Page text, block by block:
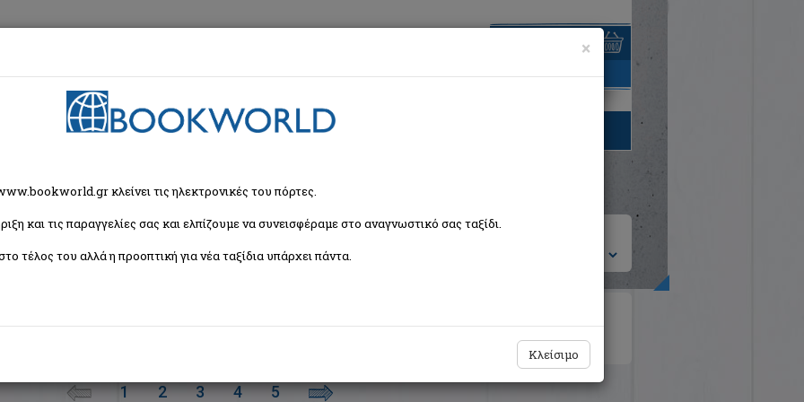
είναι άδειο
Ταξινόμηση ανά:
- Χαρακτική - Γραφικές Τέχνες Χορός Κινηματογράφος Φωτογραφία Θέατρο Ιστορία της Τέχνης
1 2 3 4 5
×
κλείνει τις ηλεκτρονικές του πόρτες.
και τις παραγγελίες σας και ελπίζουμε να συνεισφέραμε στο αναγνωστικό σας ταξίδι.
τέλος του αλλά η προοπτική για νέα ταξίδια υπάρχει πάντα.
Κλείσιμο